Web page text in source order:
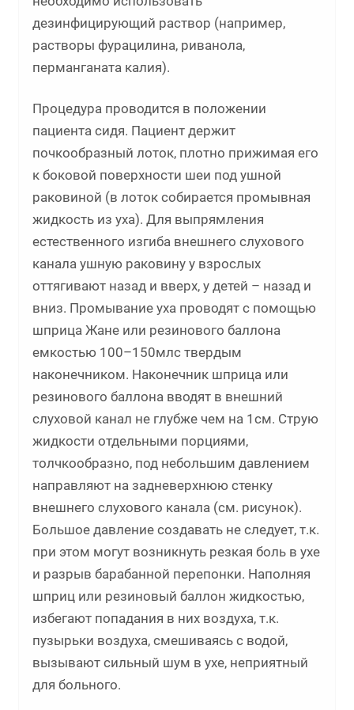
дезинфицирующий раствор (например,
растворы фурацилина, риванола,
перманганата калия).
Процедура проводится в положении
пациента сидя. Пациент держит
почкообразный лоток, плотно прижимая его
к боковой поверхности шеи под ушной
раковиной (в лоток собирается промывная
жидкость из уха). Для выпрямления
естественного изгиба внешнего слухового
канала ушную раковину у взрослых
оттягивают назад и вверх, у детей – назад и
вниз. Промывание уха проводят с помощью
шприца Жане или резинового баллона
емкостью 100–150млс твердым
наконечником. Наконечник шприца или
резинового баллона вводят в внешний
слуховой канал не глубже чем на 1см. Струю
жидкости отдельными порциями,
толчкообразно, под небольшим давлением
направляют на задневерхнюю стенку
внешнего слухового канала (см. рисунок).
Большое давление создавать не следует, т.к.
при этом могут возникнуть резкая боль в ухе
и разрыв барабанной перепонки. Наполняя
шприц или резиновый баллон жидкостью,
избегают попадания в них воздуха, т.к.
пузырьки воздуха, смешиваясь с водой,
вызывают сильный шум в ухе, неприятный
для больного.